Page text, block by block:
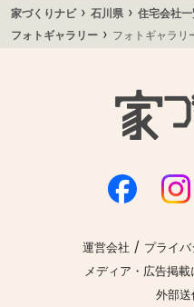
家づくりナビ› 石川県 › 住宅会社
フォトギャラリー › フォトギャラリ
運営会社 / プライ
メディア・広告掲載
外部送